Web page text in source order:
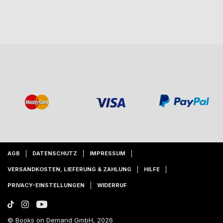
AGB DATENSCHUTZ IMPRESSUM
VERSANDKOSTEN, LIEFERUNG & ZAHLUNG HILFE
PRIVACY-EINSTELLUNGEN WIDERRUF
© Books on Demand GmbH, 2026